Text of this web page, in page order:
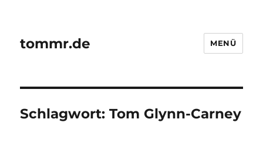
tommr.de MENÜ
Schlagwort:Tom Glynn-Carney